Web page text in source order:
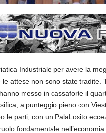
Industriale per avere la
attese non sono state tradite.
messo in cassaforte il
a punteggio pieno con
le parti, con un PalaLosito
fondamentale nell’economia